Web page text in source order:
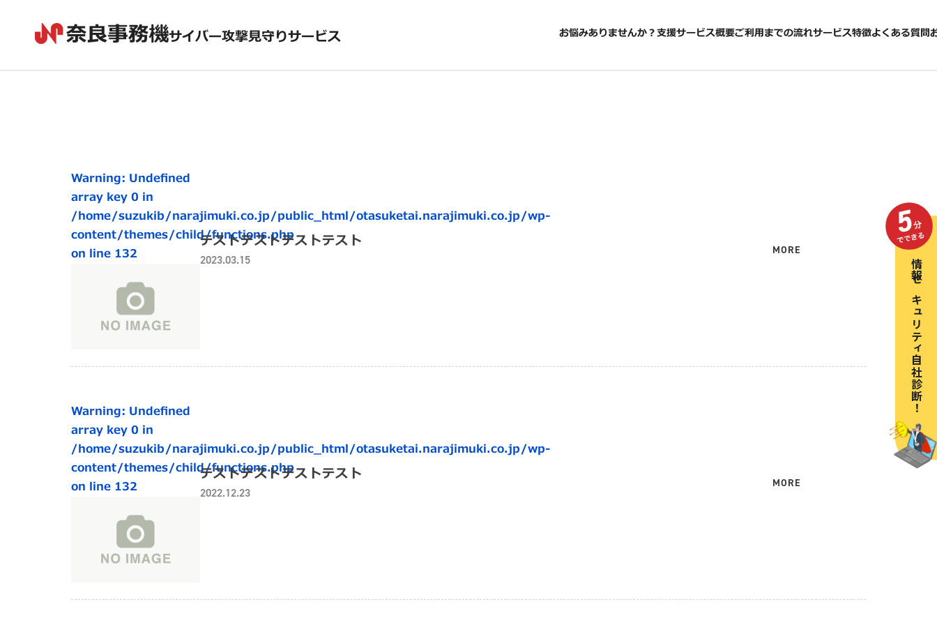
サイバー攻撃見守りサービス お悩みありませんか？支援サービス概要ご利用までの流れサービス特徴よくある質問
メディア
Warning: Undefined
array key 0 in
/home/suzukib/narajimuki.co.jp/public_html/otasuketai.narajimuki.co.jp/wp-
content/themes/child/functions.php
on line 132
テストテストテストテスト
2023.03.15
MORE
Warning: Undefined
array key 0 in
/home/suzukib/narajimuki.co.jp/public_html/otasuketai.narajimuki.co.jp/wp-
content/themes/child/functions.php
on line 132
テストテストテストテスト
2022.12.23
MORE
情報セキュリティ自社診断！